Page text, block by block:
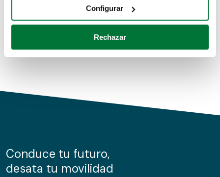
Identificar su dispositivo analizándolo activamente
para buscar características específicas (huellas
Obtenga más información sobre cómo se procesan sus
de cookies.
información sobre el uso que haga del sitio web con
nuestros partners de redes sociales, publicidad y análisis
Configurar
Rechazar
Conduce tu futuro,
desata tu movilidad